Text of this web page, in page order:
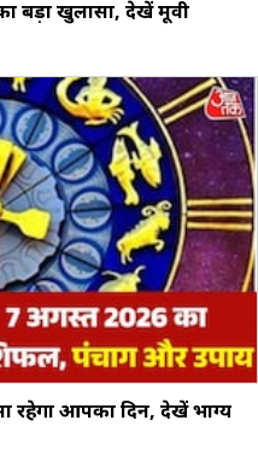
बड़ा खुलासा, देखें मूवी
रहेगा आपका द‍िन, देखें भाग्य